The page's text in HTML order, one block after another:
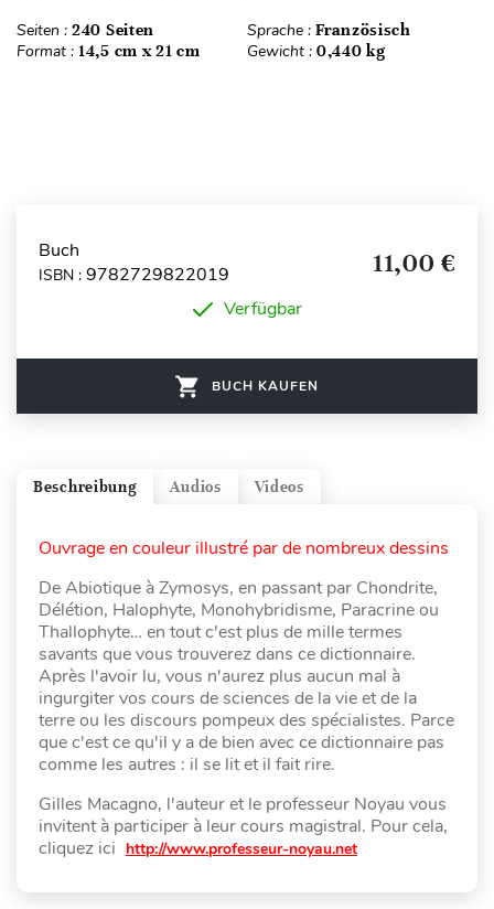
Seiten : 240 Seiten Sprache : Französisch
Format : 14,5 cm x 21 cm Gewicht : 0,440 kg
Buch
ISBN : 9782729822019 11,00 €
Verfügbar
BUCH KAUFEN
Videos
Audios
Beschreibung
Ouvrage en couleur illustré par de nombreux dessins
De Abiotique à Zymosys, en passant par Chondrite,
Délétion, Halophyte, Monohybridisme, Paracrine ou
Thallophyte… en tout c'est plus de mille termes
savants que vous trouverez dans ce dictionnaire.
Après l'avoir lu, vous n'aurez plus aucun mal à
ingurgiter vos cours de sciences de la vie et de la
terre ou les discours pompeux des spécialistes. Parce
que c'est ce qu'il y a de bien avec ce dictionnaire pas
comme les autres : il se lit et il fait rire.
Gilles Macagno, l'auteur et le professeur Noyau vous
invitent à participer à leur cours magistral. Pour cela,
cliquez ici http://www.professeur-noyau.net